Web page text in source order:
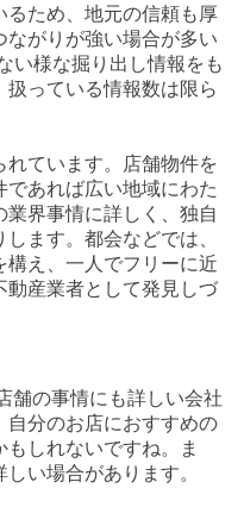
るため、地元の信頼も厚
ながりが強い場合が多い
い様な掘り出し情報をも
っている情報数は限ら
れています。店舗物件を
であれば広い地域にわた
界事情に詳しく、独自
ます。都会などでは、
構え、一人でフリーに近
動産業者として発見しづ
舗の事情にも詳しい会社
自分のお店におすすめの
しれないですね。ま
い場合があります。